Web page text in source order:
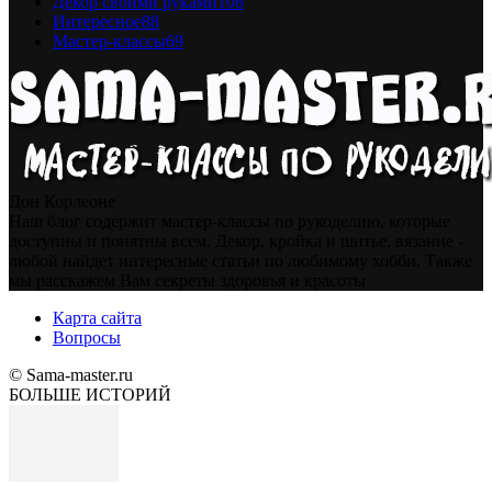
Интересное88
Мастер-классы69
Карта сайта
Вопросы
© Sama-master.ru
БОЛЬШЕ ИСТОРИЙ